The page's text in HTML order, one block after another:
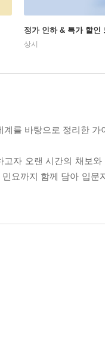
정가 인하 & 특가 할인
상시
를 바탕으로 정리한 가
자 오랜 시간의 채보
요까지 함께 담아 입문